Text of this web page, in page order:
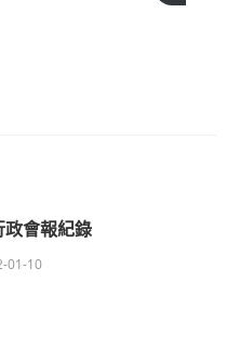
會報紀錄
01-10